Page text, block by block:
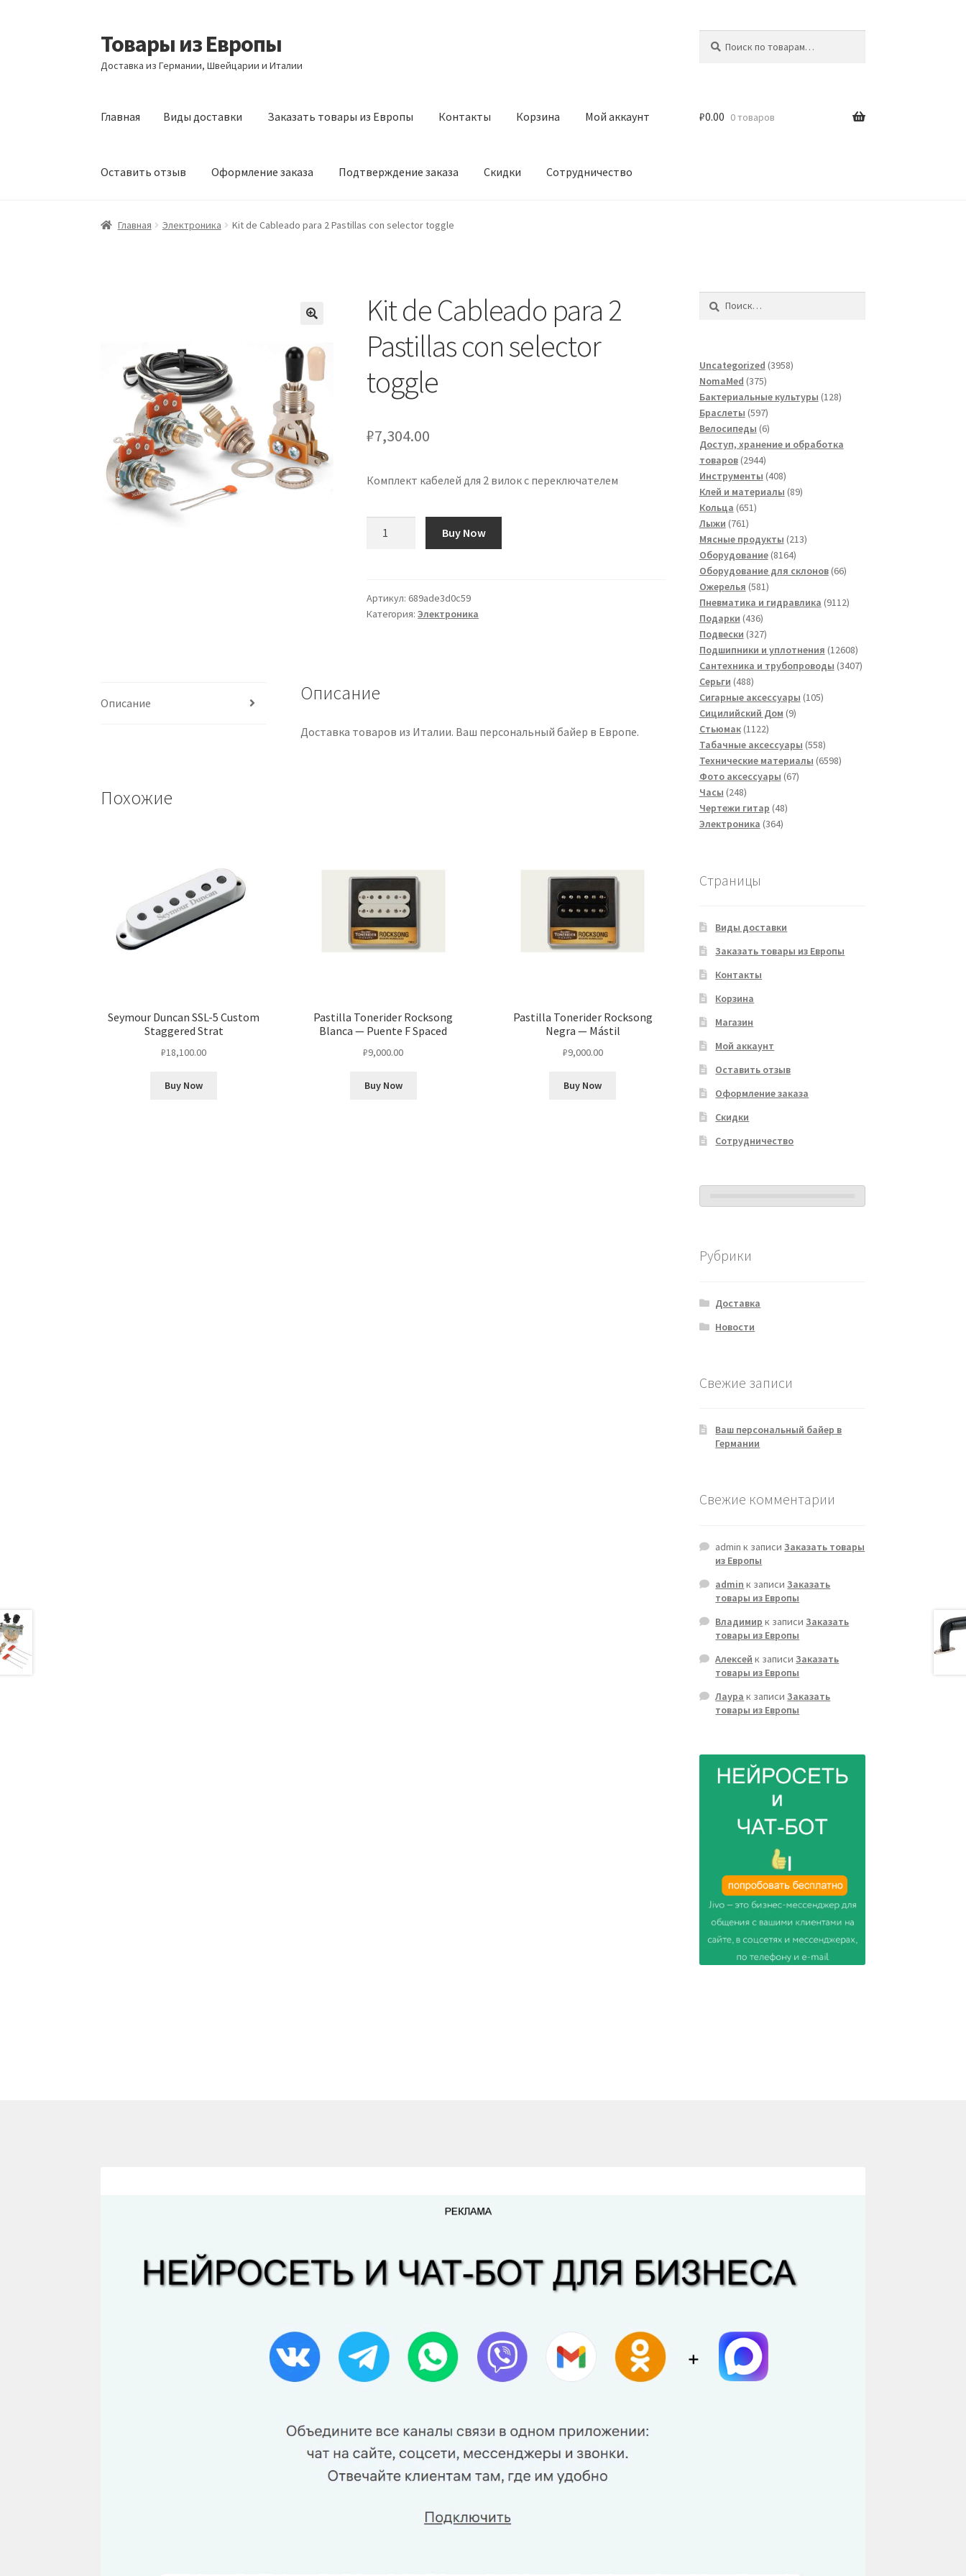
Перейти
к
навигации
Перейти
к
содержимому
Товары из Европы
Доставка из Германии, Швейцарии и Италии
Главная Виды доставки Заказать товары из Европы Контакты Корзина Мой аккаунт
Оставить отзыв Оформление заказа Подтверждение заказа Скидки Сотрудничество
Главная Виды доставки Заказать товары из Европы Контакты Корзина
₽0.00 0 товаров
Главная Электроника Kit de Cableado para 2 Pastillas con selector toggle
Kit de Cableado para 2
Pastillas con selector
toggle
₽7,304.00
Комплект кабелей для 2 вилок с переключателем
Cableado
para
selector
Buy Now
Артикул: 689ade3d0c59
Категория:Электроника
Описание Описание
Доставка товаров из Италии. Ваш персональный байер в Европе.
Похожие
Seymour Duncan SSL-5 Custom
Staggered Strat
₽18,100.00
Buy Now
Pastilla Tonerider Rocksong
Blanca — Puente F Spaced
₽9,000.00
Buy Now
Pastilla Tonerider Rocksong
Negra — Mástil
₽9,000.00
Buy Now
Uncategorized 39583958
NomaMed 375375
товаров
Бактериальные культуры 128128
Браслеты 597597
товаров
Велосипеды 66
товаров
Доступ, хранение и обработка
товаров 29442944
товара
Инструменты 408408
товаров
Клей и материалы 8989
Кольца 651651
Лыжи 761761
товар
Мясные продукты 213213
Оборудование 81648164
товара
Оборудование для склонов 6666
Ожерелья 581581
товар
Пневматика и гидравлика 91129112
Подарки 436436
товаров
Подвески 327327
товаров
Подшипники и уплотнения 1260812608
товаров
Сантехника и трубопроводы 34073407
Серьги 488488
товаров
Сигарные аксессуары 105105
Сицилийский Дом 99
Стьюмак 11221122
товара
Табачные аксессуары 558558
товаров
Технические материалы 65986598
Фото аксессуары 6767
Часы 248248
товаров
Чертежи гитар 4848
Электроника 364364
Страницы
Виды доставки
Заказать товары из Европы
Контакты
Корзина
Магазин
Мой аккаунт
Оставить отзыв
Оформление заказа
Скидки
Сотрудничество
Рубрики
Доставка
Новости
Свежие записи
Ваш персональный байер в
Германии
Свежие комментарии
admin к записиЗаказать товары
из Европы
admin к записиЗаказать
товары из Европы
Владимир к записиЗаказать
товары из Европы
Алексей к записиЗаказать
товары из Европы
Лаура к записиЗаказать
товары из Европы